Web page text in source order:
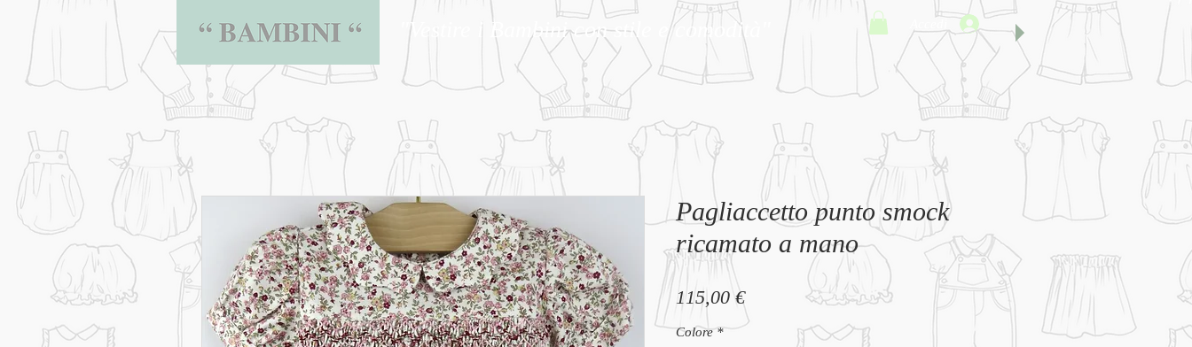
"Vestire i Bambini con stile e comodità"
Pagliaccetto punto smock
ricamato a mano
115,00 €Prezzo
Colore *